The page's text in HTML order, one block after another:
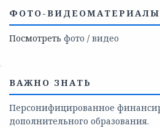
ФОТО-ВИДЕОМАТЕРИАЛЫ
Посмотреть фото / видео
ВАЖНО ЗНАТЬ
Персонифицированное
дополнительного образования.